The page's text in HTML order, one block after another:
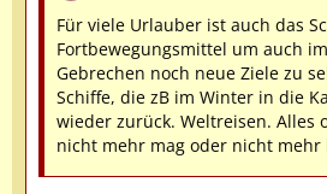
Für viele Urlauber ist auch das
Fortbewegungsmittel um auch
Gebrechen noch neue Ziele zu
Schiffe, die zB im Winter in die
wieder zurück. Weltreisen. Alles
nicht mehr mag oder nicht mehr